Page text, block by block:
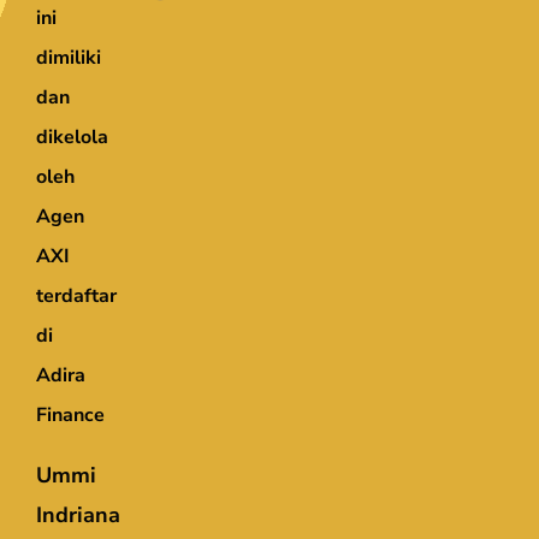
ini
dimiliki
dan
dikelola
oleh
Agen
AXI
terdaftar
di
Adira
Finance
Ummi
Indriana